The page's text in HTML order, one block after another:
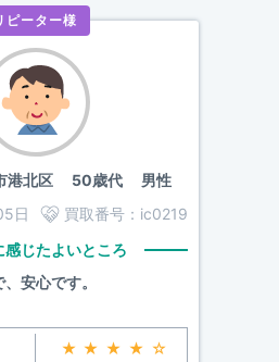
ピーター様
港北区50歳代 男性
日
買取番号： ic0219
感じたよいところ
安心です。
★★★★☆